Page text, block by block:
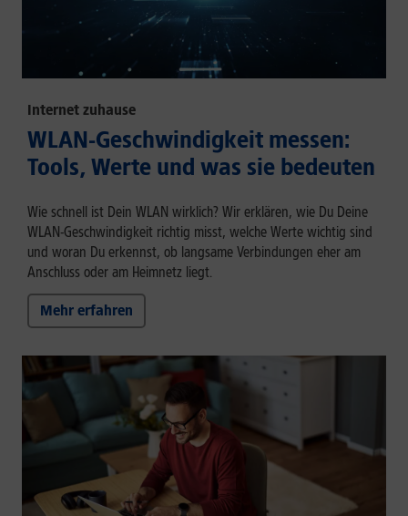
Internet zuhause
WLAN-Geschwindigkeit messen:
Tools, Werte und was sie bedeuten
Wie schnell ist Dein WLAN wirklich? Wir erklären, wie Du Deine
WLAN-Geschwindigkeit richtig misst, welche Werte wichtig sind
und woran Du erkennst, ob langsame Verbindungen eher am
Anschluss oder am Heimnetz liegt.
Mehr erfahren